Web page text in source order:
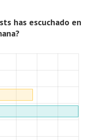
has escuchado en